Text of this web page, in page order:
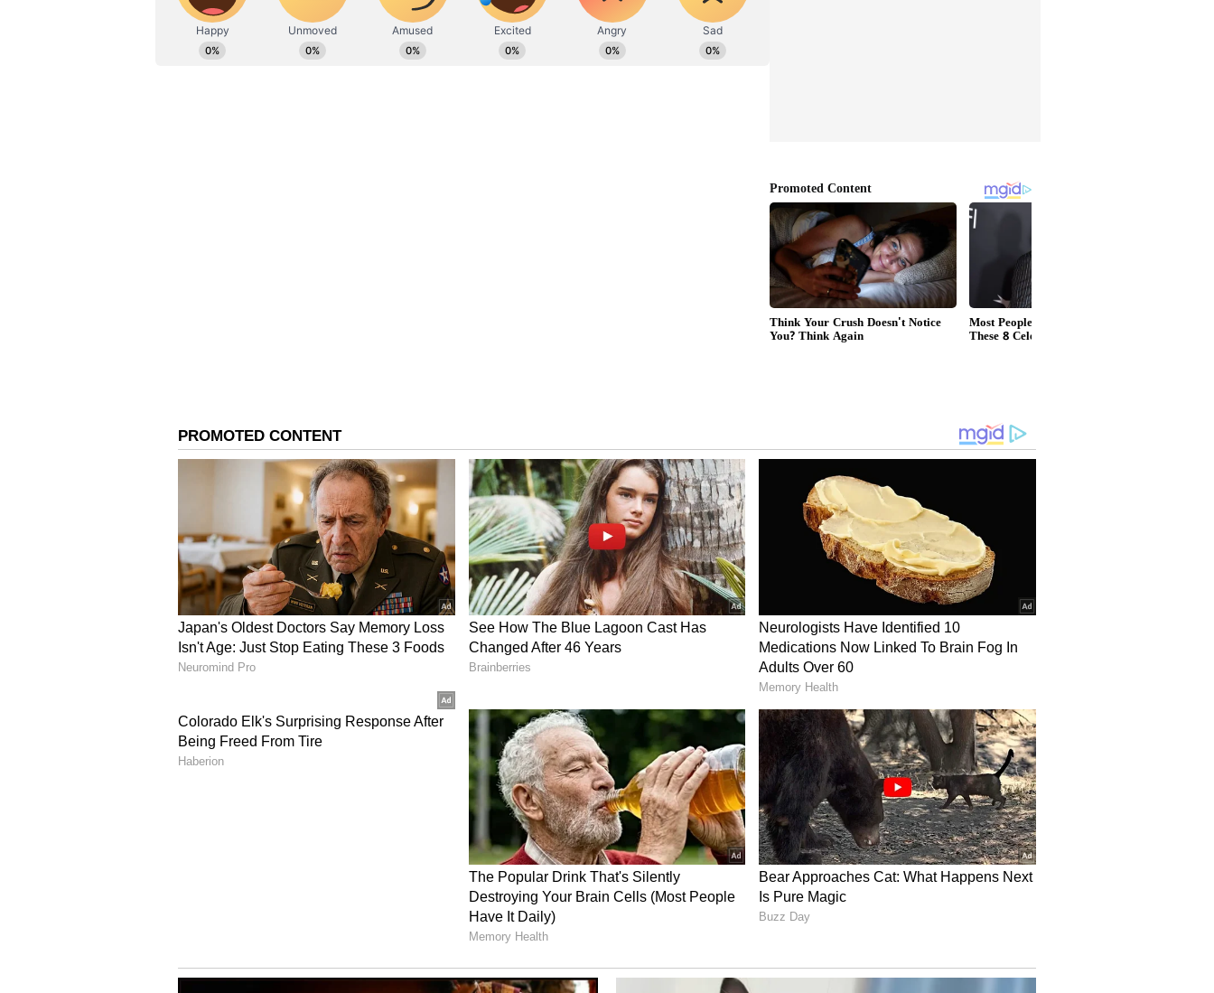
இன்று பல்வேறு நிகழ்ச்சிகளுக்காக தெலுங்கானா ஆளுநர் தமிழிசை
சௌந்தரராஜன் கோவைக்கு வருகை தரவுள்ளார். இந்தநிலையில் கோவை
அவிநாசி சாலையில் சாலையோரத்தில் நீண்ட நேரமாக நிறுத்தி
வைக்கப்பட்டிருந்த கார் ஒன்றில் வெடிகுண்டு கண்டறியும் நிபுணர்கள்
கருவிகளை கொண்டும், மோப்ப நாய்களை கொண்டும் சோதனை
மேற்கொண்டனர்.
அதனைத் தொடர்ந்து காரின் உரிமையாளர் கண்டறியப்பட்டு அப்பகுதியில்
இருந்த கார் அப்புறப்படுத்தப்பட்டது. தொடர்ந்து அவ்வழியில் நீண்ட நாட்களாக